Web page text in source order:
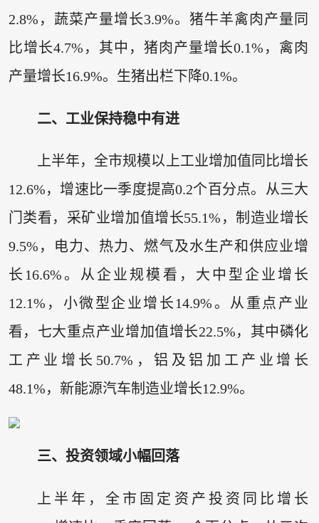
2.8%，蔬菜产量增长3.9%。猪牛羊禽肉产量同
比增长4.7%，其中，猪肉产量增长0.1%，禽肉
产量增长16.9%。生猪出栏下降0.1%。
二、工业保持稳中有进
上半年，全市规模以上工业增加值同比增长
12.6%，增速比一季度提高0.2个百分点。从三大
门类看，采矿业增加值增长55.1%，制造业增长
9.5%，电力、热力、燃气及水生产和供应业增
长16.6%。从企业规模看，大中型企业增长
12.1%，小微型企业增长14.9%。从重点产业
看，七大重点产业增加值增长22.5%，其中磷化
工产业增长50.7%，铝及铝加工产业增长
48.1%，新能源汽车制造业增长12.9%。
三、投资领域小幅回落
上半年，全市固定资产投资同比增长